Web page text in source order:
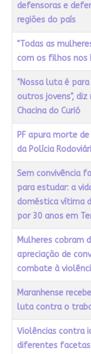
defensoras e
regiões do país
"Todas as
com os filhos nos
"Nossa luta é
outros jovens",
Chacina do Curió
PF apura morte
da Polícia
Sem convivência
para estudar: a
doméstica vítima
por 30 anos em
Mulheres cobram
apreciação de
combate à
Maranhense
luta contra o
Violências contra
diferentes facetas